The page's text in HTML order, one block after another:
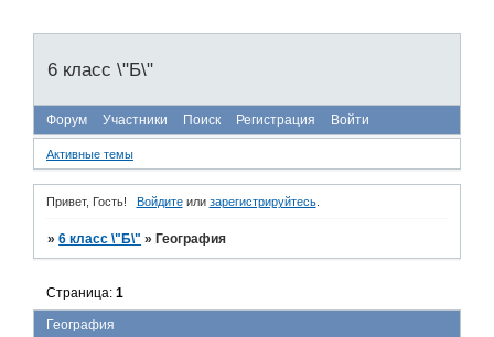
6 класс \"Б\"
Форум Участники Поиск Регистрация Войти
Активные темы
Привет, Гость! Войдитеили зарегистрируйтесь.
»6 класс \"Б\" » География
География
Страница:1